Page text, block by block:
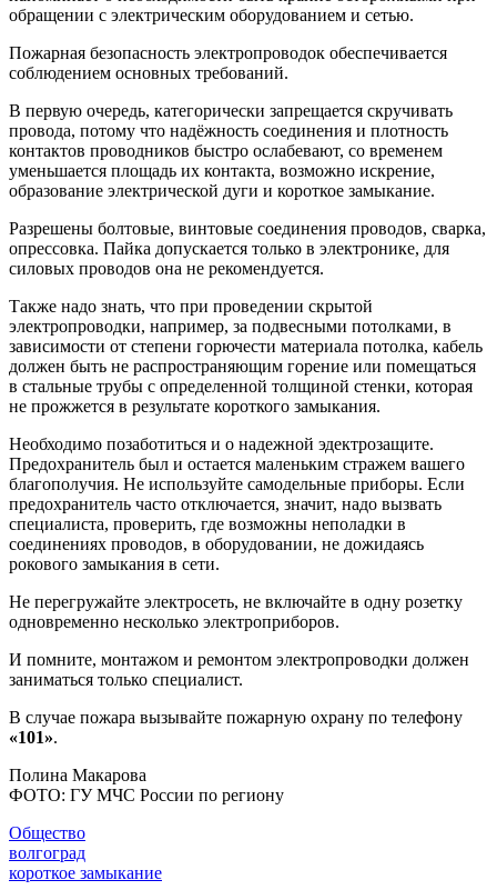
обращении с электрическим оборудованием и сетью.
Пожарная безопасность электропроводок обеспечивается
соблюдением основных требований.
В первую очередь, категорически запрещается скручивать
провода, потому что надёжность соединения и плотность
контактов проводников быстро ослабевают, со временем
уменьшается площадь их контакта, возможно искрение,
образование электрической дуги и короткое замыкание.
Разрешены болтовые, винтовые соединения проводов, сварка,
опрессовка. Пайка допускается только в электронике, для
силовых проводов она не рекомендуется.
Также надо знать, что при проведении скрытой
электропроводки, например, за подвесными потолками, в
зависимости от степени горючести материала потолка, кабель
должен быть не распространяющим горение или помещаться
в стальные трубы с определенной толщиной стенки, которая
не прожжется в результате короткого замыкания.
Необходимо позаботиться и о надежной эдектрозащите.
Предохранитель был и остается маленьким стражем вашего
благополучия. Не используйте самодельные приборы. Если
предохранитель часто отключается, значит, надо вызвать
специалиста, проверить, где возможны неполадки в
соединениях проводов, в оборудовании, не дожидаясь
рокового замыкания в сети.
Не перегружайте электросеть, не включайте в одну розетку
одновременно несколько электроприборов.
И помните, монтажом и ремонтом электропроводки должен
заниматься только специалист.
В случае пожара вызывайте пожарную охрану по телефону
«101».
Полина Макарова
ФОТО: ГУ МЧС России по региону
Общество
волгоград
короткое замыкание